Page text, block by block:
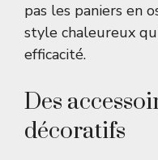
pas les paniers en
style chaleureux
efficacité.
Des
décoratifs